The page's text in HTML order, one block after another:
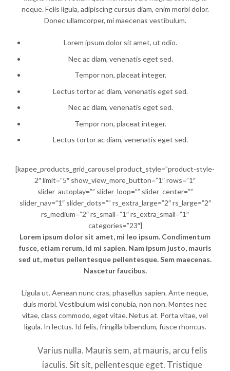
neque. Felis ligula, adipiscing cursus diam, enim morbi dolor.
Donec ullamcorper, mi maecenas vestibulum.
Lorem ipsum dolor sit amet, ut odio.
Nec ac diam, venenatis eget sed.
Tempor non, placeat integer.
Lectus tortor ac diam, venenatis eget sed.
Nec ac diam, venenatis eget sed.
Tempor non, placeat integer.
Lectus tortor ac diam, venenatis eget sed.
[kapee_products_grid_carousel product_style=”product-style-
2″ limit=”5″ show_view_more_button=”1″ rows=”1″
slider_autoplay=”” slider_loop=”” slider_center=””
slider_nav=”1″ slider_dots=”” rs_extra_large=”2″ rs_large=”2″
rs_medium=”2″ rs_small=”1″ rs_extra_small=”1″
categories=”23″]
Lorem ipsum dolor sit amet, mi leo ipsum. Condimentum
fusce, etiam rerum, id mi sapien. Nam ipsum justo, mauris
sed ut, metus pellentesque pellentesque. Sem maecenas.
Nascetur faucibus.
Ligula ut. Aenean nunc cras, phasellus sapien. Ante neque,
duis morbi. Vestibulum wisi conubia, non non. Montes nec
vitae, class commodo, eget vitae. Netus at. Porta vitae, vel
ligula. In lectus. Id felis, fringilla bibendum, fusce rhoncus.
Varius nulla. Mauris sem, at mauris, arcu felis
iaculis. Sit sit, pellentesque eget. Tristique